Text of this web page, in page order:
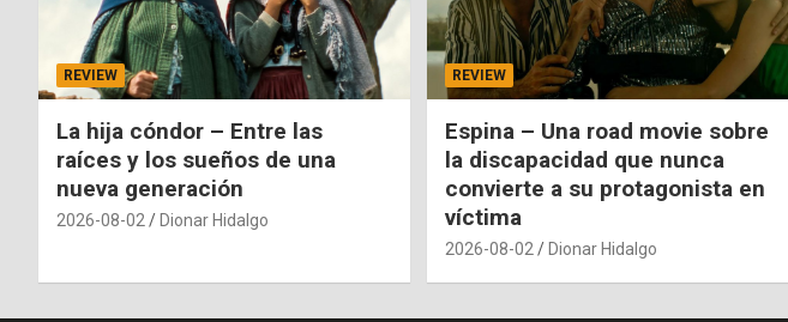
REVIEW
La hija cóndor – Entre las
raíces y los sueños de una
nueva generación
2026-08-02 Dionar Hidalgo
REVIEW
Espina – Una road movie sobre
la discapacidad que nunca
convierte a su protagonista en
víctima
2026-08-02 Dionar Hidalgo